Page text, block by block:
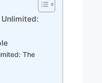
The